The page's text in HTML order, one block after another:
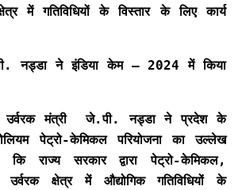
में गतिविधियों के विस्तार के लिए कार्य
नड्डा ने इंडिया केम – 2024 में किया
उर्वरक मंत्री जे.पी. नड्डा ने प्रदेश के
पेट्रो-केमिकल परियोजना का उल्लेख
कि राज्य सरकार द्वारा पेट्रो-केमिकल,
क्षेत्र में औद्योगिक गतिविधियों के